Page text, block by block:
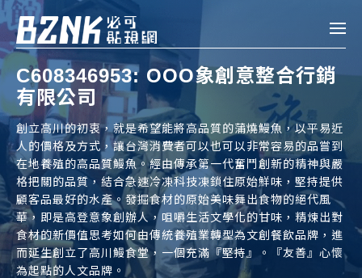
帳款轉讓
投資
申貸
企業融資
企業專案融資
註冊 登入
C608346953: OOO象創意整合行銷
有限公司
創立高川的初衷，就是希望能將高品質的蒲燒鰻魚，以平易近
人的價格及方式，讓台灣消費者可以也可以非常容易的品嘗到
在地養殖的高品質鰻魚。經由傳承第一代奮鬥創新的精神與嚴
格把關的品質，結合急速冷凍科技凍鎖住原始鮮味，堅持提供
顧客品最好的水產。發掘食材的原始美味舞出食物的絕代風
華，即是高登意象創辦人，咀嚼生活文學化的甘味，精煉出對
食材的新價值思考如何由傳統養殖業轉型為文創餐飲品牌，進
而延生創立了高川鰻食堂，一個充滿『堅持』。『友善』心懷
為起點的人文品牌。